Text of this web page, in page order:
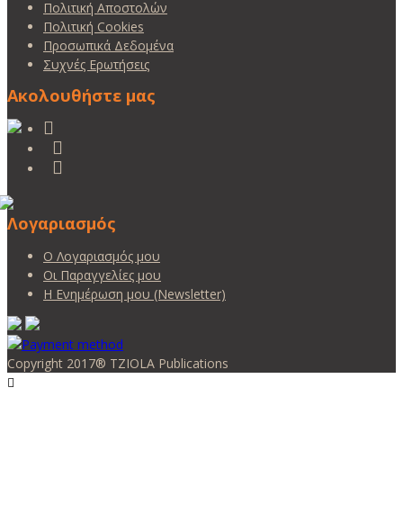
Πολιτική Αποστολών
Πολιτική Cookies
Προσωπικά Δεδομένα
Συχνές Ερωτήσεις
Ακολουθήστε μας
Λογαριασμός
Ο Λογαριασμός μου
Οι Παραγγελίες μου
Η Ενημέρωση μου (Newsletter)
Copyright 2017® TZIOLA Publications